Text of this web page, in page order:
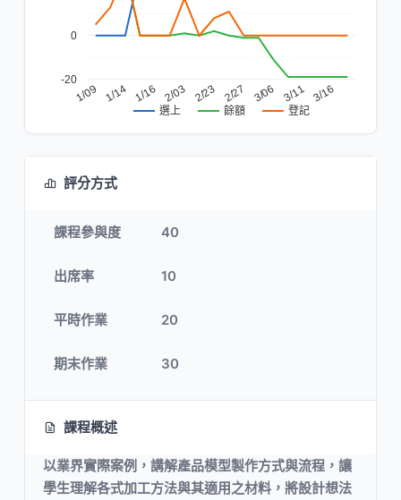
選上 餘額 登記
1/09 1/14 1/16 2/03 2/23 2/27 3/06 3/11 3/16
-20
0
評分方式
課程參與度 40
出席率 10
平時作業 20
期末作業 30
課程概述
以業界實際案例，講解產品模型製作方式與流程，讓
學生理解各式加工方法與其適用之材料，將設計想法